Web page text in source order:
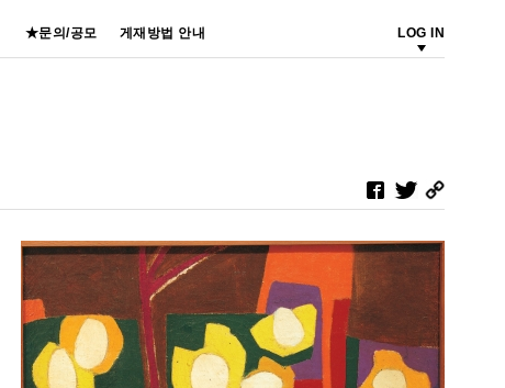
★문의/공모 게재방법 안내 LOG IN